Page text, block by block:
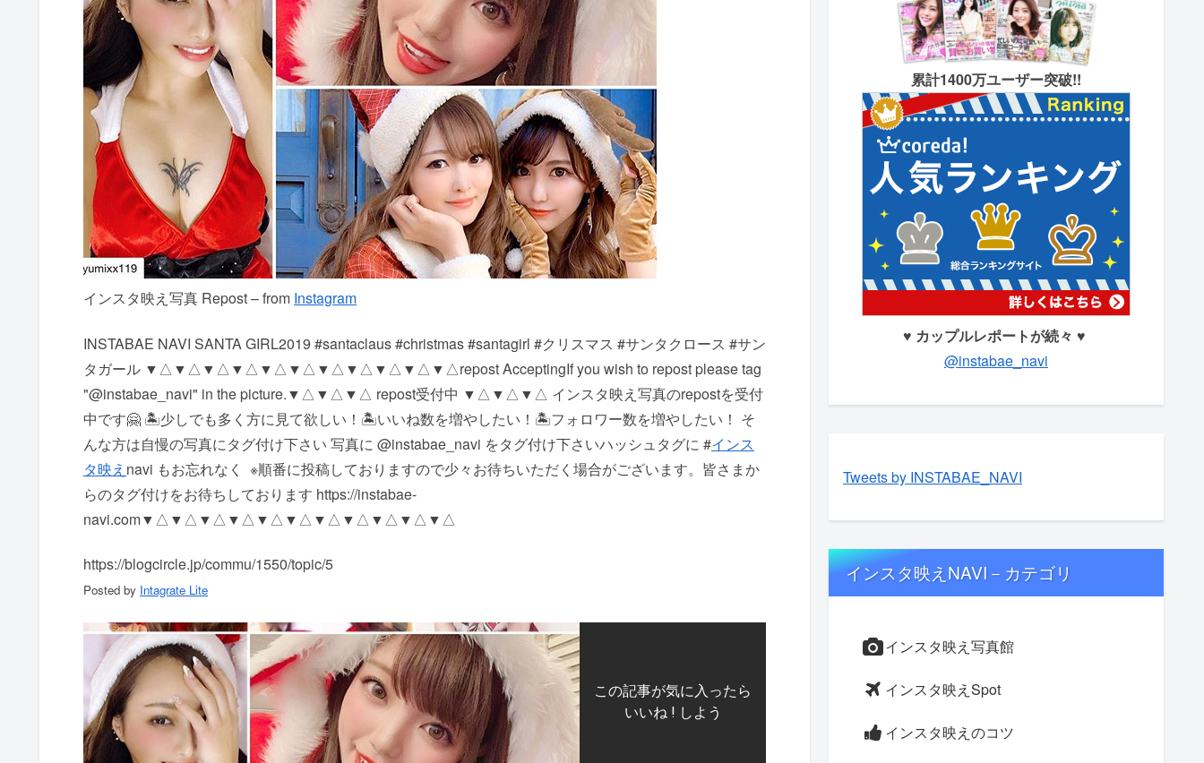
インスタ映え写真 Repost – from Instagram
INSTABAE NAVI SANTA GIRL️2019 #santaclaus #christmas #santagirl #クリスマス #サンタクロース #サン
タガール ▼△▼△▼△▼△▼△▼△▼△▼△▼△▼△▼△ repost Accepting If you wish to repost please tag
"@instabae_navi" in the picture. ▼△▼△▼△ repost受付中 ▼△▼△▼△ インスタ映え写真のrepostを受付
中です🤗 🏝少しでも多く方に見て欲しい！ 🏝いいね数を増やしたい！ 🏝フォロワー数を増やしたい！ そ
んな方は自慢の写真にタグ付け下さい 写真に @instabae_navi をタグ付け下さい️ ハッシュタグに #インス
タ映え navi もお忘れなく ️ ※順番に投稿しておりますので少々お待ちいただく場合がございます。 皆さまか
らのタグ付けをお待ちしております https://instabae-
navi.com ▼△▼△▼△▼△▼△▼△▼△▼△▼△▼△▼△
https://blogcircle.jp/commu/1550/topic/5
Posted by Intagrate Lite
この記事が気に入ったら
いいね ! しよう
累計1400万ユーザー突破!!
♥ カップルレポートが続々 ♥
@instabae_navi
Tweets by INSTABAE_NAVI
インスタ映えNAVI－カテゴリ
インスタ映え写真館
インスタ映えSpot
インスタ映えのコツ